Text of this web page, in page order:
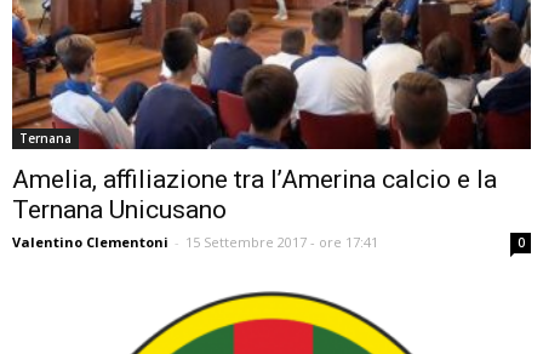
Ternana
Amelia, affiliazione tra l’Amerina calcio e la
Ternana Unicusano
Valentino Clementoni - 15 Settembre 2017 - ore 17:41 0